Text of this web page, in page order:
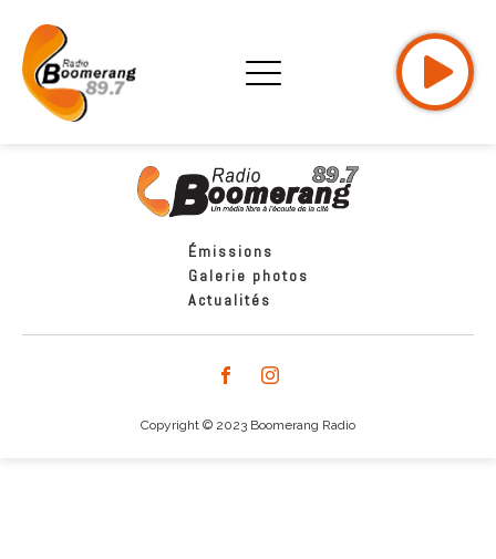
Émissions
Galerie photos
Actualités
Copyright © 2023 Boomerang Radio